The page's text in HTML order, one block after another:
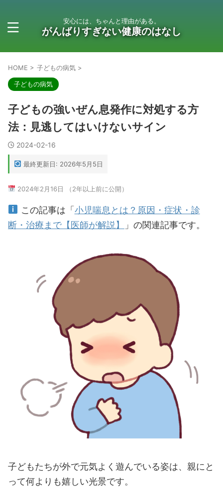
安心には、ちゃんと理由がある。
がんばりすぎない健康のはなし
HOME > 子どもの病気 >
子どもの病気
子どもの強いぜん息発作に対処する方
法：見逃してはいけないサイン
2024-02-16
最終更新日: 2026年5月5日
2024年2月16日 （2年以上前に公開）
この記事は「小児喘息とは？原因・症状・診
断・治療まで【医師が解説】
」の関連記事です。
子どもたちが外で元気よく遊んでいる姿は、親にと
って何よりも嬉しい光景です。